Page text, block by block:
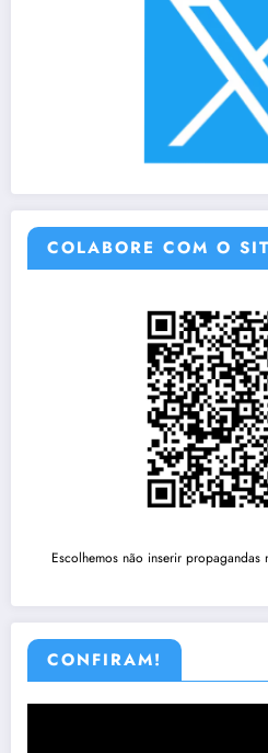
COLABORE COM O
Escolhemos não inserir
CONFIRAM!